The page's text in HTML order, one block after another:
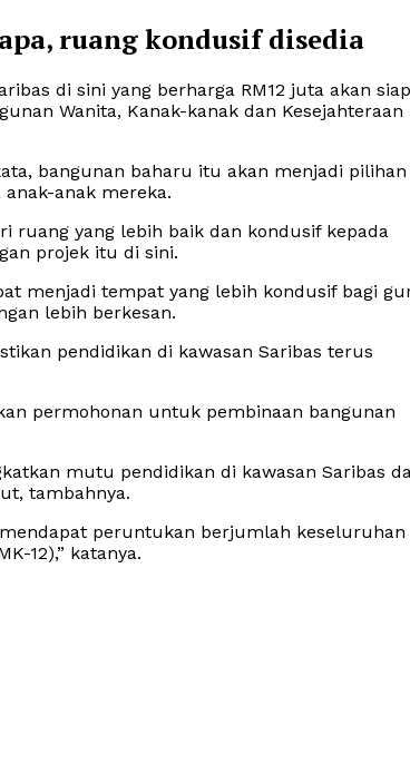
ruang kondusif disedia
di sini yang berharga RM12 juta akan siap
Wanita, Kanak-kanak dan Kesejahteraan
bangunan baharu itu akan menjadi pilihan
anak mereka.
ruang yang lebih baik dan kondusif kepada
projek itu di sini.
menjadi tempat yang lebih kondusif bagi
lebih berkesan.
pendidikan di kawasan Saribas terus
permohonan untuk pembinaan bangunan
mutu pendidikan di kawasan Saribas
tambahnya.
peruntukan berjumlah keseluruhan
12),” katanya.